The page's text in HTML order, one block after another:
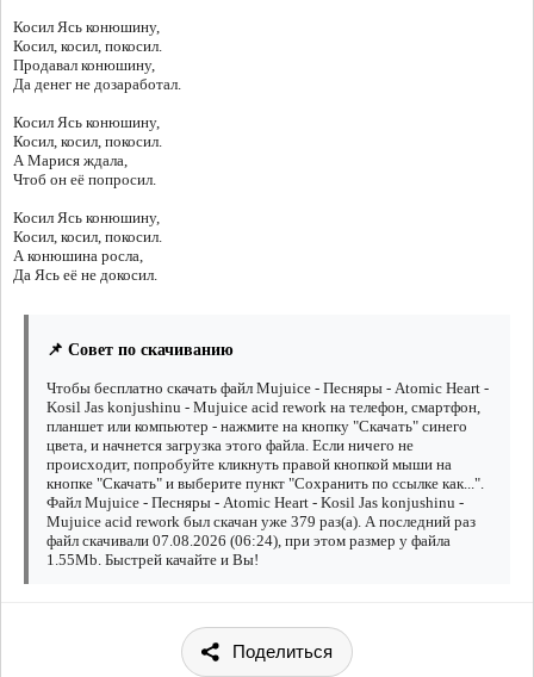
Косил Ясь конюшину,
Косил, косил, покосил.
Продавал конюшину,
Да денег не дозаработал.
Косил Ясь конюшину,
Косил, косил, покосил.
А Марися ждала,
Чтоб он её попросил.
Косил Ясь конюшину,
Косил, косил, покосил.
А конюшина росла,
Да Ясь её не докосил.
📌 Совет по скачиванию
Чтобы бесплатно скачать файл Mujuice - Песняры - Atomic Heart -
Kosil Jas konjushinu - Mujuice acid rework на телефон, смартфон,
планшет или компьютер - нажмите на кнопку "Скачать" синего
цвета, и начнется загрузка этого файла. Если ничего не
происходит, попробуйте кликнуть правой кнопкой мыши на
кнопке "Скачать" и выберите пункт "Сохранить по ссылке как...".
Файл Mujuice - Песняры - Atomic Heart - Kosil Jas konjushinu -
Mujuice acid rework был скачан уже 379 раз(а). А последний раз
файл скачивали 07.08.2026 (06:24), при этом размер у файла
1.55Mb. Быстрей качайте и Вы!
Поделиться